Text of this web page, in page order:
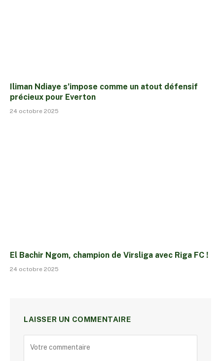
Iliman Ndiaye s’impose comme un atout défensif
précieux pour Everton
24 octobre 2025
El Bachir Ngom, champion de Virsliga avec Riga FC !
24 octobre 2025
LAISSER UN COMMENTAIRE